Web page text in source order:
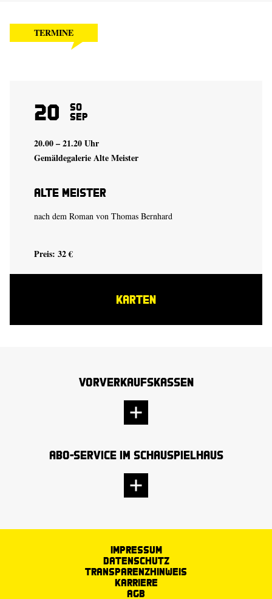
TERMINE
20 So
Sep
20.00 – 21.20 Uhr
Gemäldegalerie Alte Meister
Alte Meister
nach dem Roman von Thomas Bernhard
Preis: 32 €
KARTEN
Vorverkaufskassen
Abo-Service im Schauspielhaus
Impressum
Datenschutz
Transparenzhinweis
Karriere
AGB